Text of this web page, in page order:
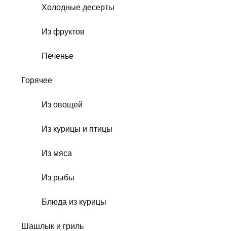
Холодные десерты
Из фруктов
Печенье
Горячее
Из овощей
Из курицы и птицы
Из мяса
Из рыбы
Блюда из курицы
Шашлык и гриль